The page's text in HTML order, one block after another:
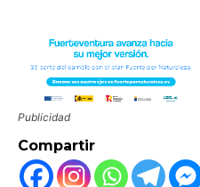
Publicidad
Compartir